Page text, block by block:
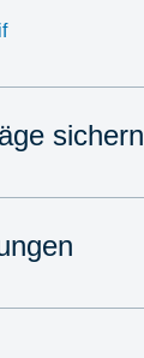
sichern